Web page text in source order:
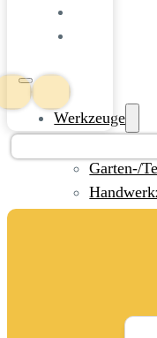
Werkzeuge
Garten-/
Rohbau/
Stein-/
Leitern/